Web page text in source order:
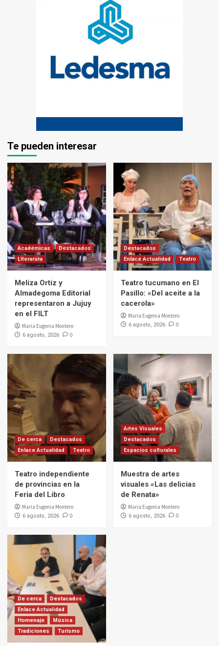
Te pueden interesar
Académicas
Destacados
Literarura
Meliza Ortiz y
Almadegoma Editorial
representaron a Jujuy
en el FILT
Maria Eugenia Montero
6 agosto, 2026 0
Destacados
Enlace Actualidad
Teatro
Teatro tucumano en El
Pasillo: «Del aceite a la
cacerola»
Maria Eugenia Montero
6 agosto, 2026 0
De cerca
Destacados
Enlace Actualidad
Teatro
Teatro independiente
de provincias en la
Feria del Libro
Maria Eugenia Montero
6 agosto, 2026 0
Artes Visuales
Destacados
Espacios culturales
Muestra de artes
visuales «Las delicias
de Renata»
Maria Eugenia Montero
6 agosto, 2026 0
De cerca
Destacados
Enlace Actualidad
Homenaje
Música
Tradiciones
Turismo